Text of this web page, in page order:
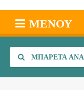
ΜΕΝΟΎ
ΜΠΑΡΈΤΑ